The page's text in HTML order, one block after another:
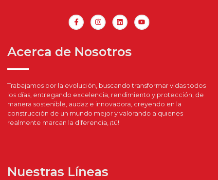
Acerca de Nosotros
Trabajamos por la evolución, buscando transformar vidas todos
los días, entregando excelencia, rendimiento y protección, de
manera sostenible, audaz e innovadora, creyendo en la
construcción de un mundo mejor y valorando a quienes
realmente marcan la diferencia, ¡tú!
Nuestras Líneas